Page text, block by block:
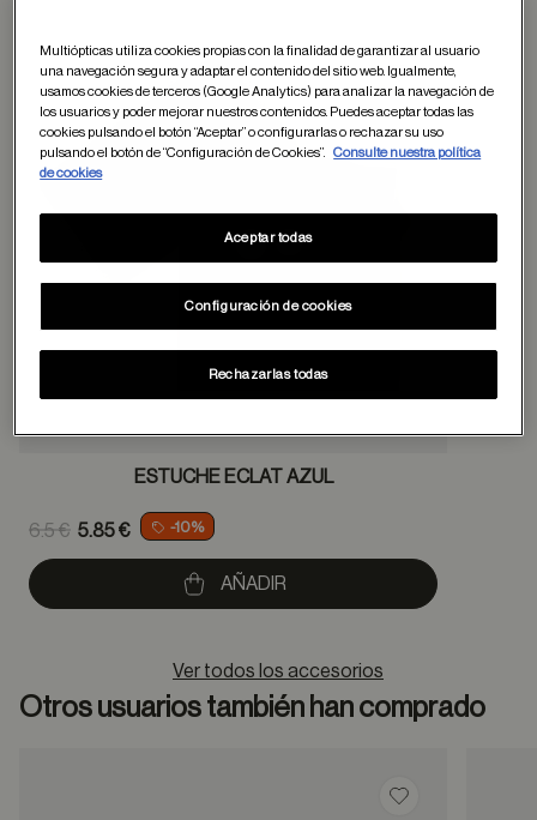
Guardar en
ESTUCHE ECLAT AZUL
Price reduced from
6.5 €
to
5.85 € -10%
AÑADIR
Ver todos los accesorios
Otros usuarios también han comprado
Guardar en
Multiópticas utiliza cookies propias con la finalidad de garantizar al usuario
una navegación segura y adaptar el contenido del sitio web. Igualmente,
usamos cookies de terceros (Google Analytics) para analizar la navegación de
los usuarios y poder mejorar nuestros contenidos. Puedes aceptar todas las
cookies pulsando el botón “Aceptar” o configurarlas o rechazar su uso
pulsando el botón de “Configuración de Cookies”.
Consulte nuestra política
de cookies
Configuración de cookies
Rechazarlas todas
Aceptar todas